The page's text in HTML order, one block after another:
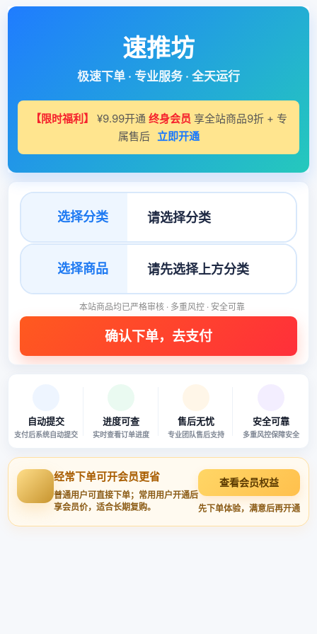
速推坊
极速下单 · 专业服务 · 全天运行
【限时福利】 ¥9.99开通 终身会员 享全站商品9折 + 专
属售后 立即开通
选择分类
选择商品
本站商品均已严格审核 · 多重风控 · 安全可靠
自动提交
支付后系统自动提交
进度可查
实时查看订单进度
售后无忧
专业团队售后支持
安全可靠
多重风控保障安全
经常下单可开会员更省
普通用户可直接下单；常用用户开通后
享会员价，适合长期复购。
查看会员权益
先下单体验，满意后再开通